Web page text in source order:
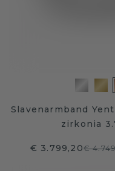
Slavenarmband
zirkonia
€ 3.799,20€